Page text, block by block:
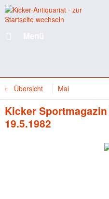
Übersicht Mai
Kicker
19.5.1982